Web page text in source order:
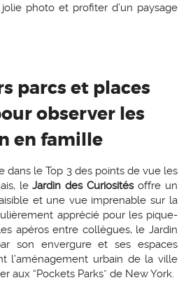
photo et profiter d’un paysage
parcs et places
observer les
en famille
dans le Top 3 des points de vue les
leJardin des Curiositésoffre un
et une vue imprenable sur la
apprécié pour les pique-
apéros entre collègues, le Jardin
son envergure et ses espaces
l’aménagement urbain de la ville
aux “Pockets Parks” de New York.